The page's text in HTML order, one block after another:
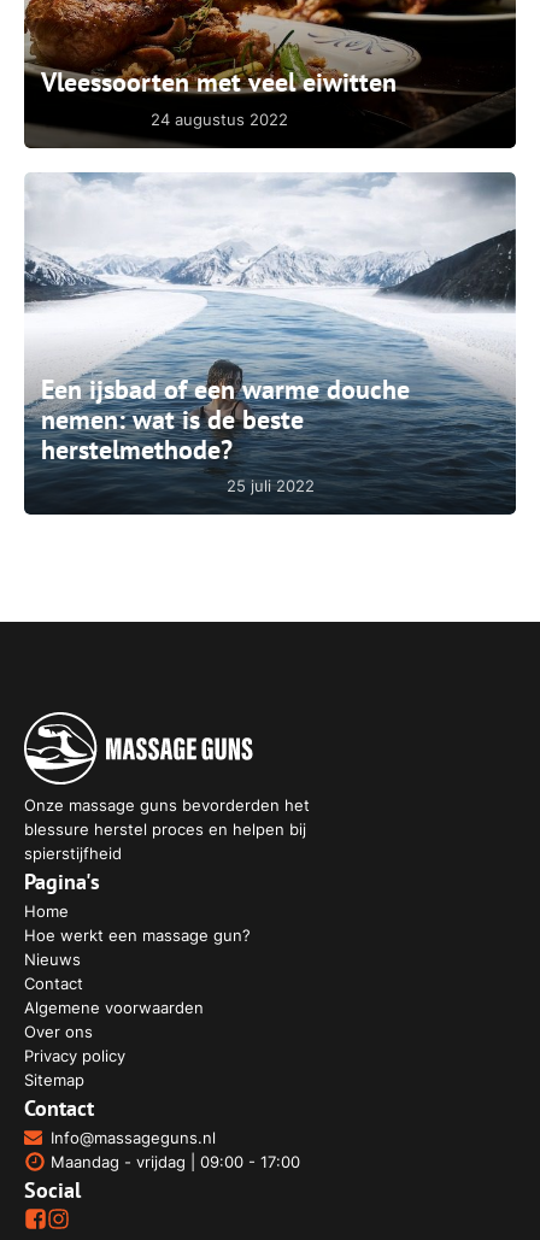
Vleessoorten met veel eiwitten
24 augustus 2022
Een ijsbad of een warme douche
nemen: wat is de beste
herstelmethode?
25 juli 2022
Onze massage guns bevorderden het
blessure herstel proces en helpen bij
spierstijfheid
Pagina's
Home
Hoe werkt een massage gun?
Nieuws
Contact
Algemene voorwaarden
Over ons
Privacy policy
Sitemap
Contact
Info@massageguns.nl
Maandag - vrijdag | 09:00 - 17:00
Social